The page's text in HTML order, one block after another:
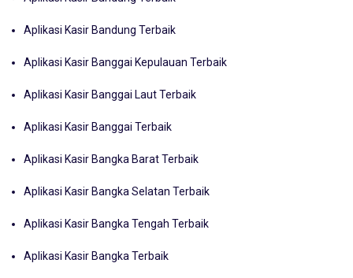
Aplikasi Kasir Bandung Terbaik
Aplikasi Kasir Banggai Kepulauan Terbaik
Aplikasi Kasir Banggai Laut Terbaik
Aplikasi Kasir Banggai Terbaik
Aplikasi Kasir Bangka Barat Terbaik
Aplikasi Kasir Bangka Selatan Terbaik
Aplikasi Kasir Bangka Tengah Terbaik
Aplikasi Kasir Bangka Terbaik